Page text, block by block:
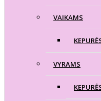
VAIKAMS
VYRAMS